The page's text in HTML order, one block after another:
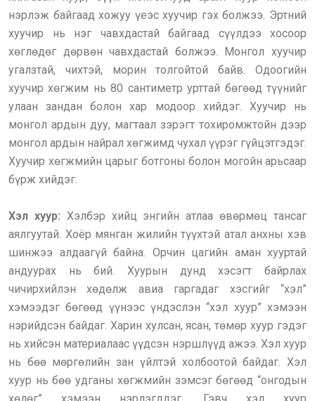
нэрлэж байгаад хожуу үеэс хуучир гэх болжээ. Эртний
хуучир нь нэг чавхдастай байгаад сүүлдээ хосоор
хөглөдөг дөрвөн чавхдастай болжээ. Монгол хуучир
угалзтай, чихтэй, морин толгойтой байв. Одоогийн
хуучир хөгжим нь 80 сантиметр урттай бөгөөд түүнийг
улаан зандан болон хар модоор хийдэг. Хуучир нь
монгол ардын дуу, магтаал зэрэгт тохиромжтойн дээр
монгол ардын найрал хөгжимд чухал үүрэг гүйцэтгэдэг.
Хуучир хөгжмийн царыг ботгоны болон могойн арьсаар
бүрж хийдэг.
Хэл хуур: Хэлбэр хийц энгийн атлаа өвөрмөц тансаг
аялгуутай. Хоёр мянган жилийн түүхтэй атал анхны хэв
шинжээ алдаагүй байна. Орчин цагийн аман хууртай
андуурах нь бий. Хуурын дунд хэсэгт байрлах
чичирхийлэн хөдөлж авиа гаргадаг хэсгийг “хэл”
хэмээдэг бөгөөд үүнээс үндэслэн “хэл хуур” хэмээн
нэрийдсэн байдаг. Харин хулсан, ясан, төмөр хуур гэдэг
нь хийсэн материалаас үүдсэн нэршлүүд ажээ. Хэл хуур
нь бөө мөргөлийн зан үйлтэй холбоотой байдаг. Хэл
хуур нь бөө удганы хөгжмийн зэмсэг бөгөөд “онгодын